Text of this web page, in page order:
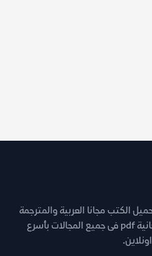
الكتب مجانا العربية والمترجمة
والروايات والقصص وغيرها من كتب مجانية pdf فى جميع المجالات بأسرع